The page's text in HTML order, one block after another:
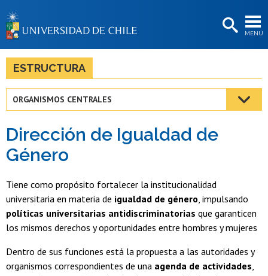
MENÚ
BIBLIOTECAS
Estudiantes
Académicas/os
Egresadas/os
ESTRUCTURA
ORGANISMOS CENTRALES
Dirección de Igualdad de
Género
Tiene como propósito fortalecer la institucionalidad
universitaria en materia de igualdad de género, impulsando
políticas universitarias antidiscriminatorias que garanticen
los mismos derechos y oportunidades entre hombres y mujeres
Dentro de sus funciones está la propuesta a las autoridades y
organismos correspondientes de una agenda de actividades,